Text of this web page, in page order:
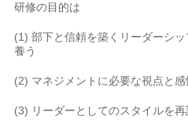
研修の目的は
(1) 部下と信頼を築くリーダーシ
養う
(2) マネジメントに必要な視点と
(3) リーダーとしてのスタイルを